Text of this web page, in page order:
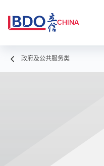
CHINA
政府及公共服务类